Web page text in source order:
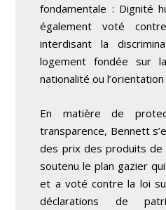
fondamentale : Dignité
également voté
interdisant la
logement fondée sur
nationalité ou
En matière de
transparence, Bennett
des prix des produits
soutenu le plan gazier
et a voté contre la loi
déclarations de